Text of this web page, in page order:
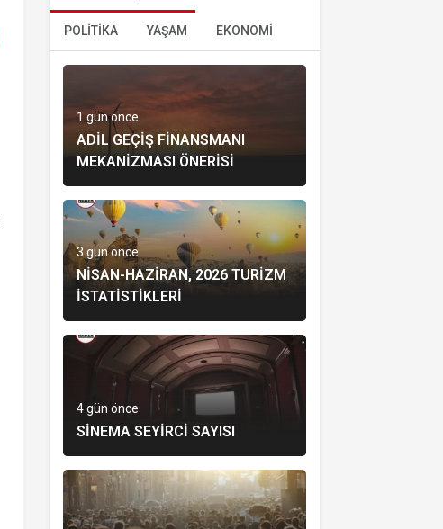
POLİTİKA YAŞAM EKONOMİ
1 gün önce
ADIL GEÇIŞ FINANSMANI
MEKANIZMASI ÖNERISI
3 gün önce
NISAN-HAZIRAN, 2026 TURIZM
İSTATISTIKLERI
4 gün önce
SINEMA SEYIRCI SAYISI